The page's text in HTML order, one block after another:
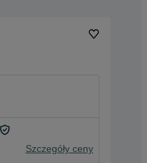
Szczegóły ceny